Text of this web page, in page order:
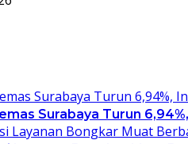
Surabaya Turun